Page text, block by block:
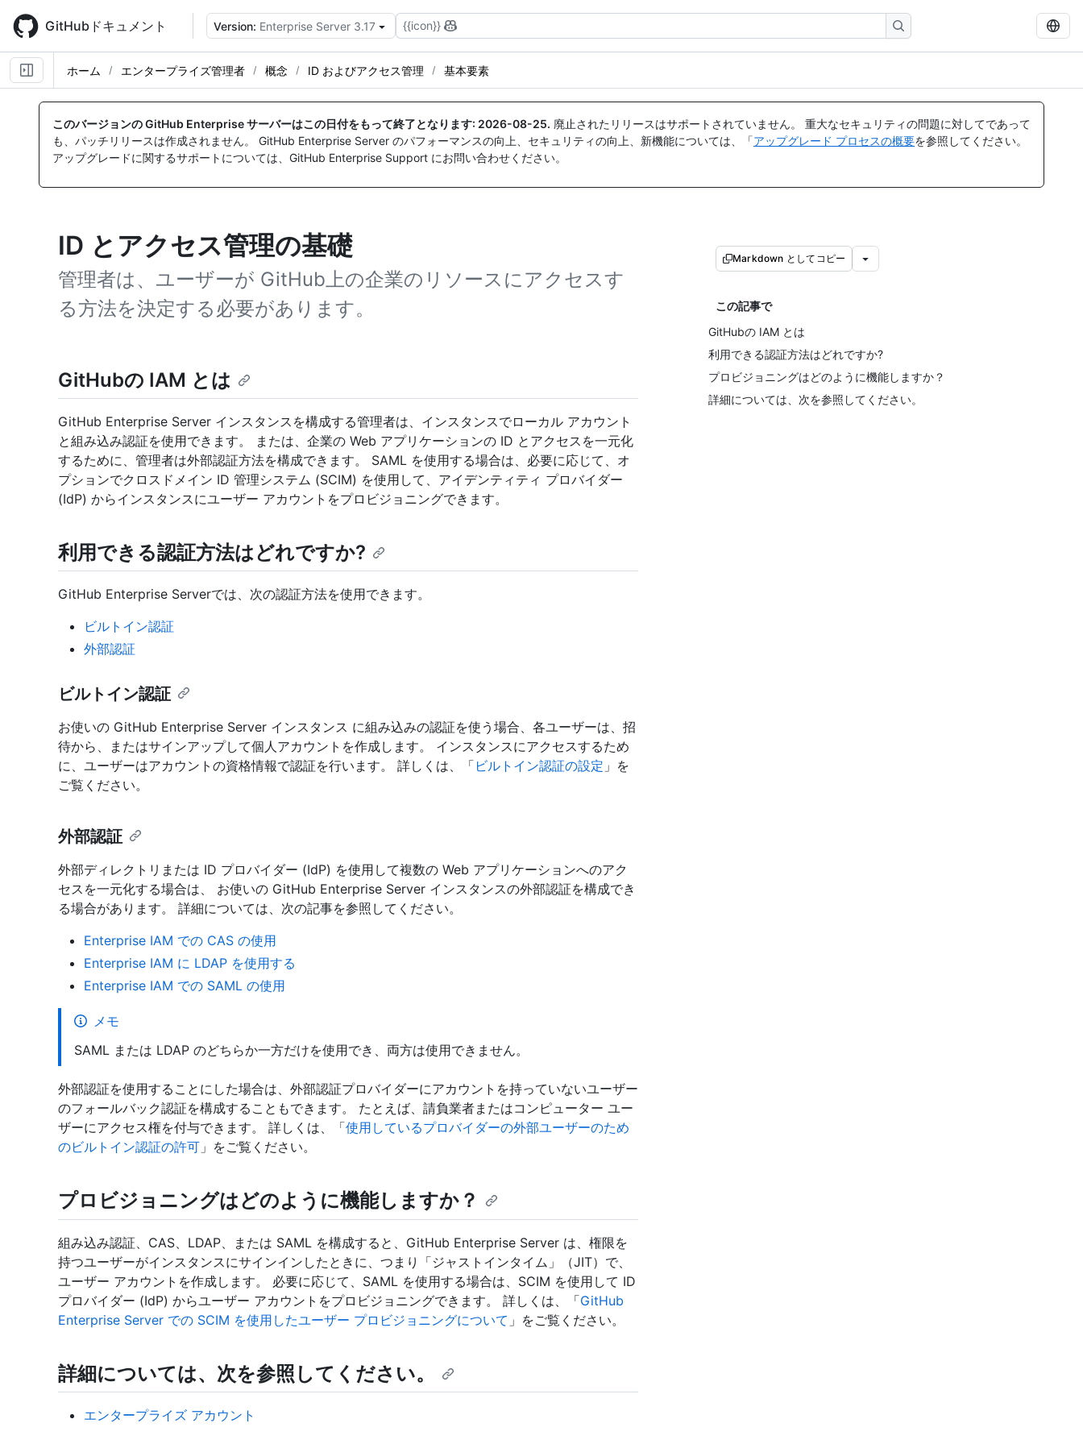
main
content
GitHubドキュメント Version: Enterprise Server 3.17 {{icon}}
ホーム エンタープライズ管理者 概念 ID およびアクセス管理 基本要素
このバージョンの GitHub Enterprise サーバーはこの日付をもって終了となります: 2026-08-25. 廃止されたリリースはサポートされていません。 重大なセキュリティの問題に対してであって
も、パッチリリースは作成されません。 GitHub Enterprise Server のパフォーマンスの向上、セキュリティの向上、新機能については、「アップグレード プロセスの概要を参照してください。
アップグレードに関するサポートについては、GitHub Enterprise Support にお問い合わせください。
ID とアクセス管理の基礎
管理者は、ユーザーが GitHub上の企業のリソースにアクセスす
る方法を決定する必要があります。
Markdown としてコピー
この記事で
GitHubの IAM とは
利用できる認証方法はどれですか?
プロビジョニングはどのように機能しますか？
詳細については、次を参照してください。
GitHubの IAM とは
GitHub Enterprise Server インスタンスを構成する管理者は、インスタンスでローカル アカウント
と組み込み認証を使用できます。 または、企業の Web アプリケーションの ID とアクセスを一元化
するために、管理者は外部認証方法を構成できます。 SAML を使用する場合は、必要に応じて、オ
プションでクロスドメイン ID 管理システム (SCIM) を使用して、アイデンティティ プロバイダー
(IdP) からインスタンスにユーザー アカウントをプロビジョニングできます。
利用できる認証方法はどれですか?
GitHub Enterprise Serverでは、次の認証方法を使用できます。
ビルトイン認証
外部認証
ビルトイン認証
お使いの GitHub Enterprise Server インスタンス に組み込みの認証を使う場合、各ユーザーは、招
待から、またはサインアップして個人アカウントを作成します。 インスタンスにアクセスするため
に、ユーザーはアカウントの資格情報で認証を行います。 詳しくは、「 ビルトイン認証の設定 」を
ご覧ください。
外部認証
外部ディレクトリまたは ID プロバイダー (IdP) を使用して複数の Web アプリケーションへのアク
セスを一元化する場合は、 お使いの GitHub Enterprise Server インスタンスの外部認証を構成でき
る場合があります。 詳細については、次の記事を参照してください。
Enterprise IAM での CAS の使用
Enterprise IAM に LDAP を使用する
Enterprise IAM での SAML の使用
メモ
SAML または LDAP のどちらか一方だけを使用でき、両方は使用できません。
外部認証を使用することにした場合は、外部認証プロバイダーにアカウントを持っていないユーザー
のフォールバック認証を構成することもできます。 たとえば、請負業者またはコンピューター ユー
ザーにアクセス権を付与できます。 詳しくは、「使用しているプロバイダーの外部ユーザーのため
のビルトイン認証の許可 」をご覧ください。
プロビジョニングはどのように機能しますか？
組み込み認証、CAS、LDAP、または SAML を構成すると、GitHub Enterprise Server は、権限を
持つユーザーがインスタンスにサインインしたときに、つまり「ジャストインタイム」（JIT）で、
ユーザー アカウントを作成します。 必要に応じて、SAML を使用する場合は、SCIM を使用して ID
プロバイダー (IdP) からユーザー アカウントをプロビジョニングできます。 詳しくは、「GitHub
Enterprise Server での SCIM を使用したユーザー プロビジョニングについて 」をご覧ください。
詳細については、次を参照してください。
エンタープライズ アカウント